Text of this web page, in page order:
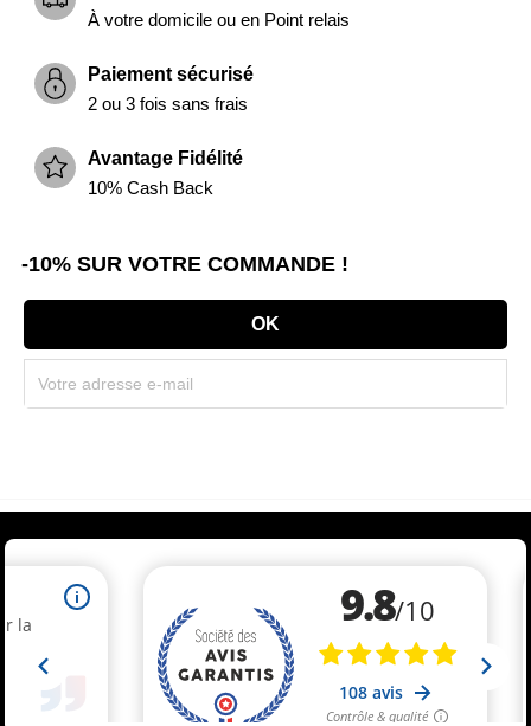
À votre domicile ou en Point relais
Paiement sécurisé
2 ou 3 fois sans frais
Avantage Fidélité
10% Cash Back
-10% SUR VOTRE COMMANDE !